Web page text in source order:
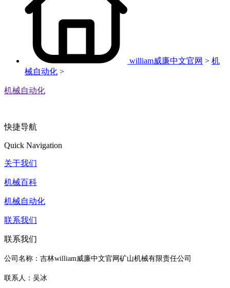
william威廉中文官网 > 机
械自动化 >
机械自动化
快捷导航
Quick Navigation
关于我们
机械百科
机械自动化
联系我们
联系我们
公司名称：吉林william威廉中文官网矿山机械有限责任公司
联系人：吴冰